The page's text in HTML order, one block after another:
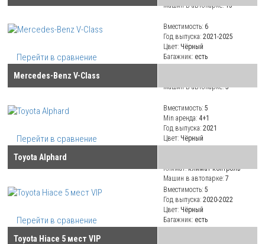
Машин в автопарке:15
Вместимость: 6
Год выпуска:2021-2025
Цвет: Чёрный
Багажник: есть
Салон:кожаный
Машин в автопарке:3
Mercedes-Benz V-Class
Перейти в сравнение
Вместимость:5
Min аренда: 4+1
Год выпуска:2021
Цвет: Чёрный
Багажник:есть
Климат:климат-контроль
Машин в автопарке:7
Toyota Alphard
Перейти в сравнение
Вместимость:5
Год выпуска:2020-2022
Цвет: Чёрный
Багажник: есть
Салон:кожаный
Toyota Hiace 5 мест VIP
Перейти в сравнение